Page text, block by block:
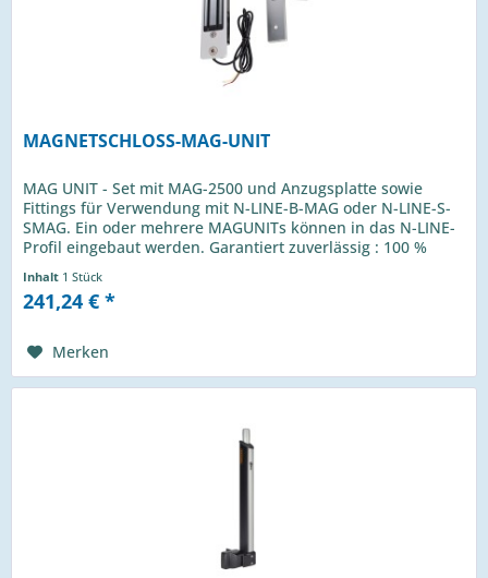
MAGNETSCHLOSS-MAG-UNIT
MAG UNIT - Set mit MAG-2500 und Anzugsplatte sowie
Fittings für Verwendung mit N-LINE-B-MAG oder N-LINE-S-
SMAG. Ein oder mehrere MAGUNITs können in das N-LINE-
Profil eingebaut werden. Garantiert zuverlässig : 100 %
Inhalt 1 Stück
241,24 € *
Merken